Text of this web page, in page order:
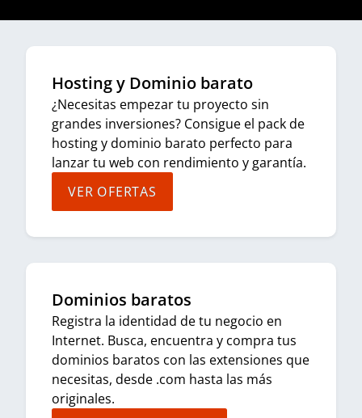
Hosting y Dominio barato
¿Necesitas empezar tu proyecto sin
grandes inversiones? Consigue el pack de
hosting y dominio barato perfecto para
lanzar tu web con rendimiento y garantía.
VER OFERTAS
Dominios baratos
Registra la identidad de tu negocio en
Internet. Busca, encuentra y compra tus
dominios baratos con las extensiones que
necesitas, desde .com hasta las más
originales.